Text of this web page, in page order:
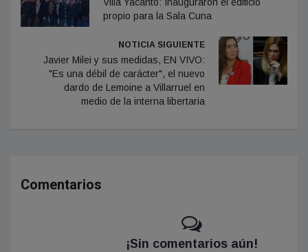
propio para la Sala Cuna
NOTICIA SIGUIENTE
Javier Milei y sus medidas, EN VIVO:
"Es una débil de carácter", el nuevo
dardo de Lemoine a Villarruel en
medio de la interna libertaria
Comentarios
¡Sin comentarios aún!